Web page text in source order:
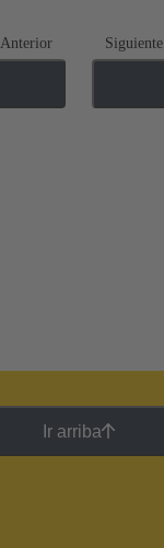
Anterior Siguiente
Ir arriba